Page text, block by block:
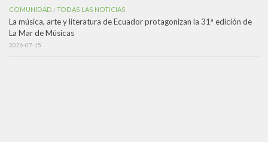
COMUNIDAD /TODAS LAS NOTICIAS
La música, arte y literatura de Ecuador protagonizan la 31ª edición de
La Mar de Músicas
2026-07-15